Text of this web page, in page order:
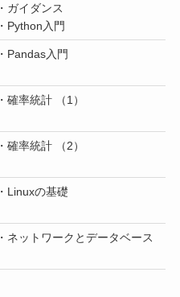
・ガイダンス
・Python入門
・Pandas入門
・確率統計 （1）
・確率統計 （2）
・Linuxの基礎
・ネットワークとデータベース